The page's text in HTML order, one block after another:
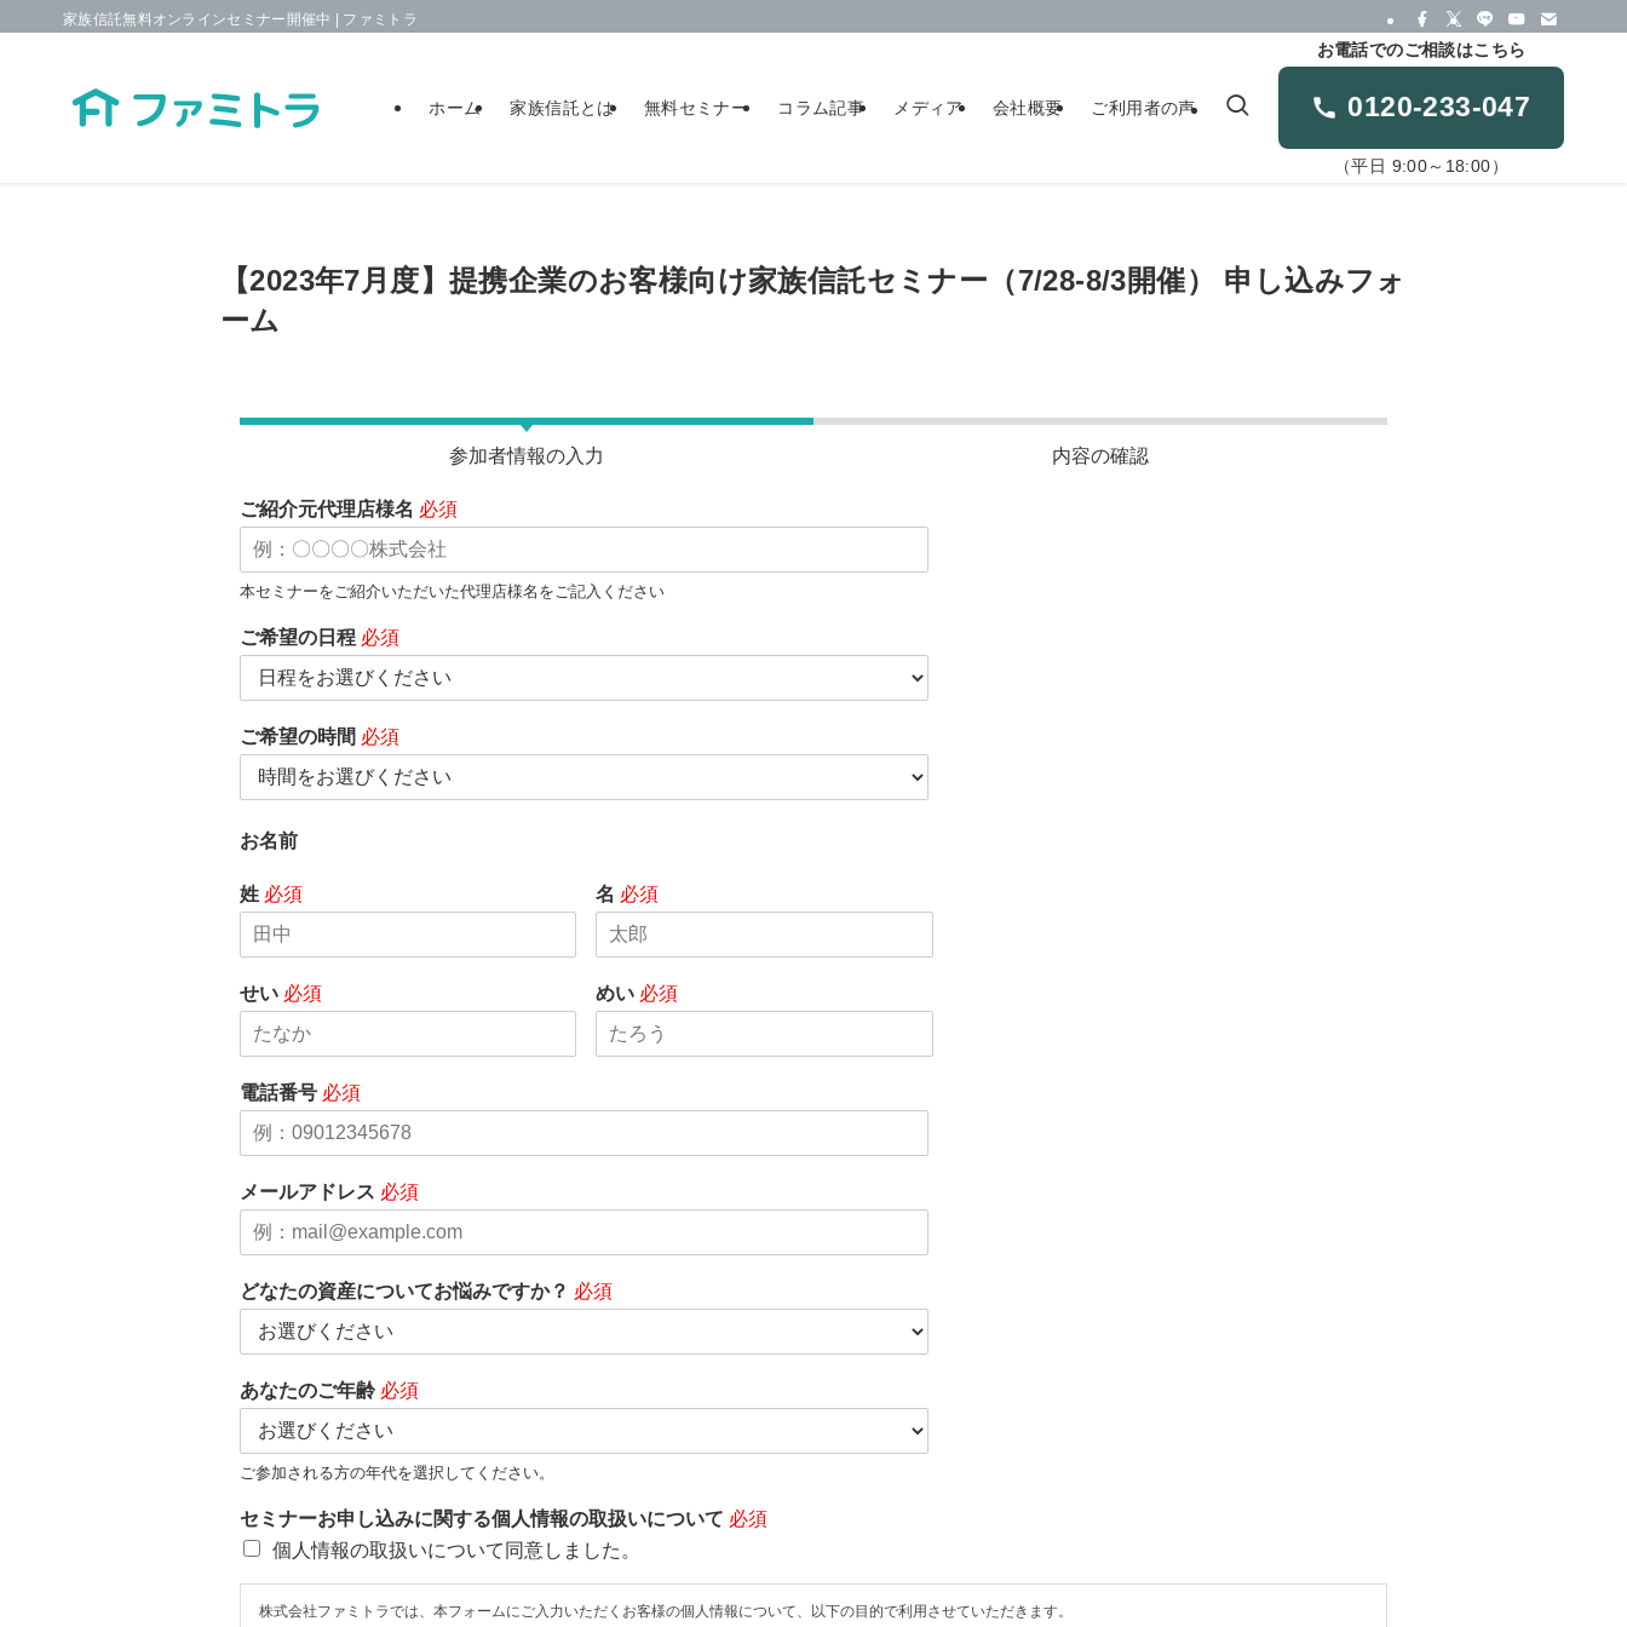
家族信託無料オンラインセミナー開催中 | ファミトラ
ホーム 家族信託とは 無料セミナー コラム記事 メディア 会社概要 ご利用者の声
お電話でのご相談はこちら
0120-233-047
（平日 9:00～18:00）
【2023年7月度】提携企業のお客様向け家族信託セミナー（7/28-8/3開催） 申し込みフォ
ーム
参加者情報の入力 内容の確認
ご紹介元代理店様名 必須
本セミナーをご紹介いただいた代理店様名をご記入ください
ご希望の日程 必須
ご希望の時間 必須
お名前
姓 必須 名 必須
せい 必須 めい 必須
電話番号 必須
メールアドレス 必須
どなたの資産についてお悩みですか？ 必須
あなたのご年齢 必須
ご参加される方の年代を選択してください。
セミナーお申し込みに関する個人情報の取扱いについて 必須
個人情報の取扱いについて同意しました。
株式会社ファミトラでは、本フォームにご入力いただくお客様の個人情報について、以下の目的で利用させていただきます。